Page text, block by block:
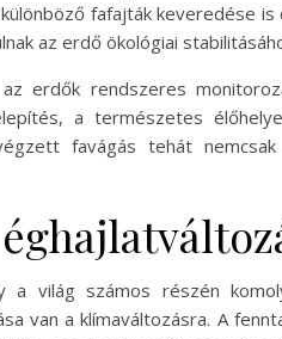
fafajták keveredése
az erdő ökológiai
erdők rendszeres
a természetes
favágás tehát
a világ számos részén
van a klímaváltozásra. A